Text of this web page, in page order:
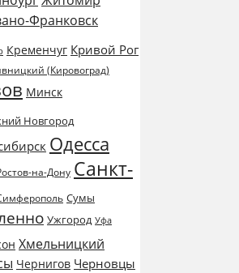
Франковск
Кременчуг Кривой Рог
(Кировоград)
Минск
Новгород
Одесса
на-Дону Санкт-
Сумы
Ужгород Уфа
Хмельницкий
Чернигов Черновцы